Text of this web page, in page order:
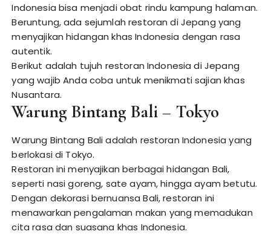
Indonesia bisa menjadi obat rindu kampung halaman.
Beruntung, ada sejumlah restoran di Jepang yang
menyajikan hidangan khas Indonesia dengan rasa
autentik.
Berikut adalah tujuh restoran Indonesia di Jepang
yang wajib Anda coba untuk menikmati sajian khas
Nusantara.
Warung Bintang Bali – Tokyo
Warung Bintang Bali adalah restoran Indonesia yang
berlokasi di Tokyo.
Restoran ini menyajikan berbagai hidangan Bali,
seperti nasi goreng, sate ayam, hingga ayam betutu.
Dengan dekorasi bernuansa Bali, restoran ini
menawarkan pengalaman makan yang memadukan
cita rasa dan suasana khas Indonesia.